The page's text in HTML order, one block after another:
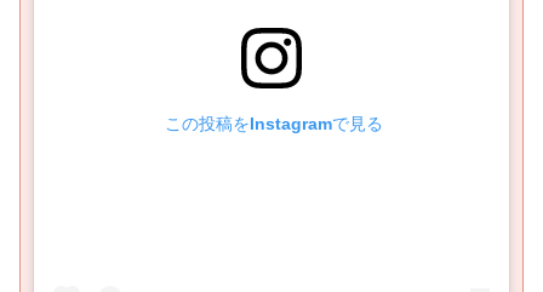
この投稿をInstagramで見る